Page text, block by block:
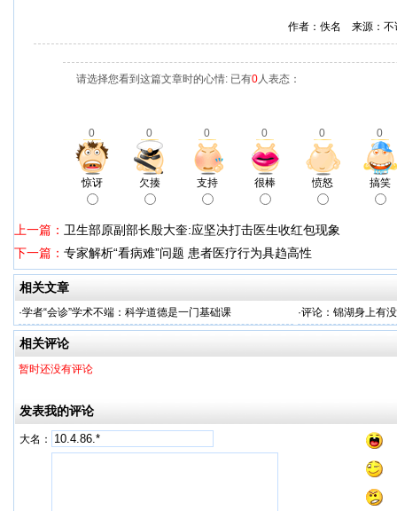
作者：佚名 来源：
请选择您看到这篇文章时的心情: 已有0人表态：
0 0 0 0 0 0
惊讶 欠揍 支持 很棒 愤怒 搞笑
上一篇： 卫生部原副部长殷大奎:应坚决打击医生收红包现象
下一篇： 专家解析“看病难”问题 患者医疗行为具趋高性
相关文章
·学者“会诊”学术不端：科学道德是一门基础课 ·评论：锦湖身上有
相关评论
暂时还没有评论
发表我的评论
大名：